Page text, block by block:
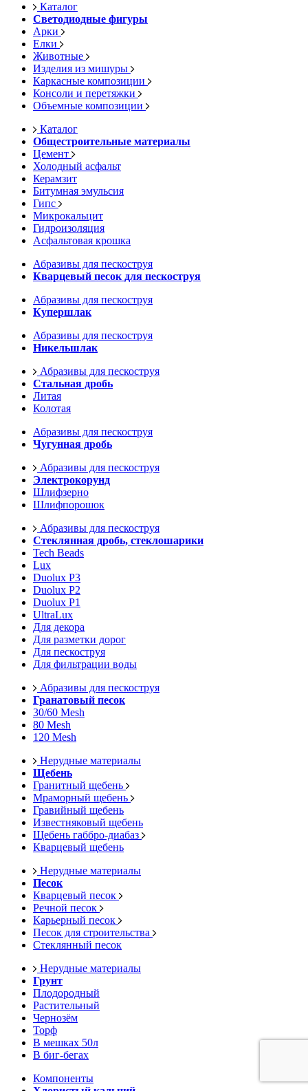
Каталог
Светодиодные фигуры
Арки
Елки
Животные
Изделия из мишуры
Каркасные композиции
Консоли и перетяжки
Объемные композиции
Каталог
Общестроительные материалы
Цемент
Холодный асфальт
Керамзит
Битумная эмульсия
Гипс
Микрокальцит
Гидроизоляция
Асфальтовая крошка
Абразивы для пескоструя
Кварцевый песок для пескоструя
Абразивы для пескоструя
Купершлак
Абразивы для пескоструя
Никельшлак
Абразивы для пескоструя
Стальная дробь
Литая
Колотая
Абразивы для пескоструя
Чугунная дробь
Абразивы для пескоструя
Электрокорунд
Шлифзерно
Шлифпорошок
Абразивы для пескоструя
Стеклянная дробь, стеклошарики
Tech Beads
Lux
Duolux P3
Duolux P2
Duolux P1
UltraLux
Для декора
Для разметки дорог
Для пескоструя
Для фильтрации воды
Абразивы для пескоструя
Гранатовый песок
30/60 Mesh
80 Mesh
120 Mesh
Нерудные материалы
Щебень
Гранитный щебень
Мраморный щебень
Гравийный щебень
Известняковый щебень
Щебень габбро-диабаз
Кварцевый щебень
Нерудные материалы
Песок
Кварцевый песок
Речной песок
Карьерный песок
Песок для строительства
Стеклянный песок
Нерудные материалы
Грунт
Плодородный
Растительный
Чернозём
Торф
В мешках 50л
В биг-бегах
Компоненты